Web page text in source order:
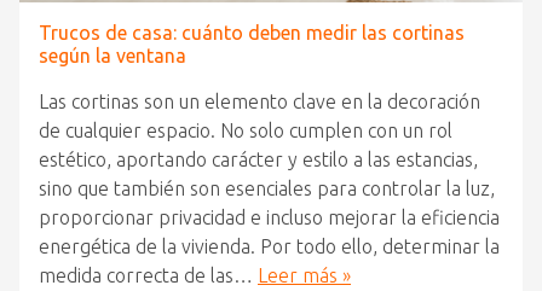
Trucos de casa: cuánto deben medir las cortinas
según la ventana
Las cortinas son un elemento clave en la decoración
de cualquier espacio. No solo cumplen con un rol
estético, aportando carácter y estilo a las estancias,
sino que también son esenciales para controlar la luz,
proporcionar privacidad e incluso mejorar la eficiencia
energética de la vivienda. Por todo ello, determinar la
medida correcta de las… Leer más »